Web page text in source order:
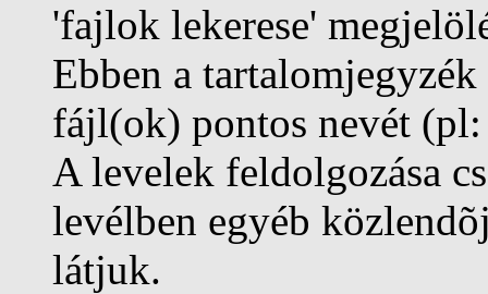
'fajlok lekerese'
Ebben a
fájl(ok) pontos nevét
A levelek feldolgozása
levélben egyéb
látjuk.